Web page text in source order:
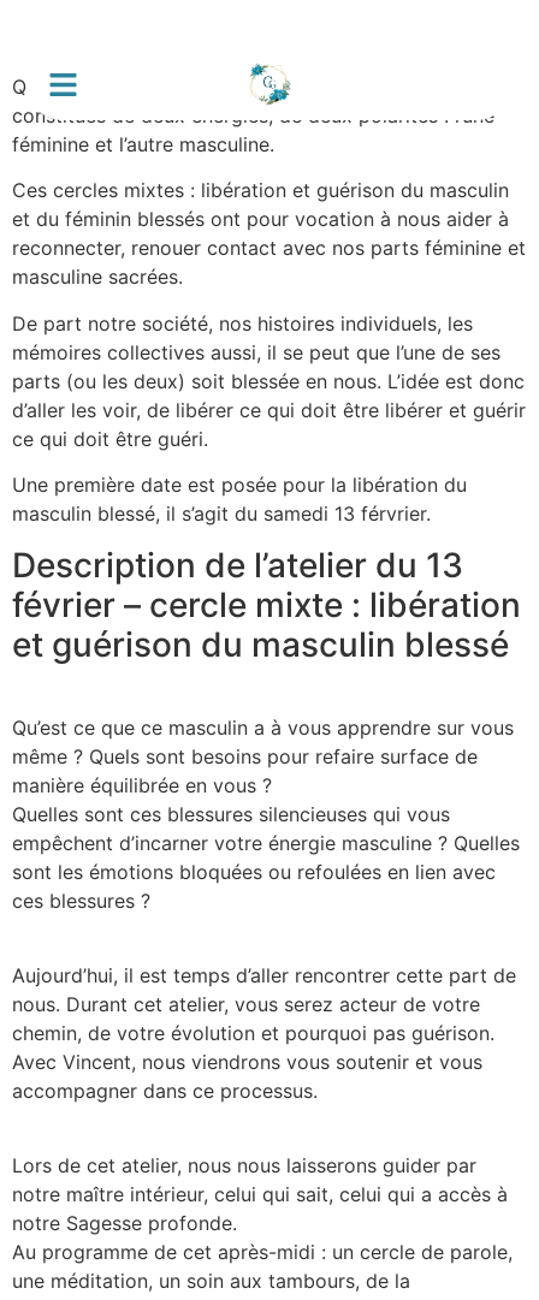
Que nous soyons homme ou femme, nous sommes
constitués de deux énergies, de deux polarités : l’une
féminine et l’autre masculine.
Ces cercles mixtes : libération et guérison du masculin
et du féminin blessés ont pour vocation à nous aider à
reconnecter, renouer contact avec nos parts féminine et
masculine sacrées.
De part notre société, nos histoires individuels, les
mémoires collectives aussi, il se peut que l’une de ses
parts (ou les deux) soit blessée en nous. L’idée est donc
d’aller les voir, de libérer ce qui doit être libérer et guérir
ce qui doit être guéri.
Une première date est posée pour la libération du
masculin blessé, il s’agit du samedi 13 férvrier.
Description de l’atelier du 13
février – cercle mixte : libération
et guérison du masculin blessé
Qu’est ce que ce masculin a à vous apprendre sur vous
même ? Quels sont besoins pour refaire surface de
manière équilibrée en vous ?
Quelles sont ces blessures silencieuses qui vous
empêchent d’incarner votre énergie masculine ? Quelles
sont les émotions bloquées ou refoulées en lien avec
ces blessures ?
Aujourd’hui, il est temps d’aller rencontrer cette part de
nous. Durant cet atelier, vous serez acteur de votre
chemin, de votre évolution et pourquoi pas guérison.
Avec Vincent, nous viendrons vous soutenir et vous
accompagner dans ce processus.
Lors de cet atelier, nous nous laisserons guider par
notre maître intérieur, celui qui sait, celui qui a accès à
notre Sagesse profonde.
Au programme de cet après-midi : un cercle de parole,
une méditation, un soin aux tambours, de la